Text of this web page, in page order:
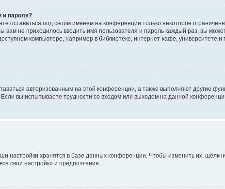
и пароля?
оставаться под своим именем на конференции только некоторое
вам не приходилось вводить имя пользователя и пароль каждый раз, вы
компьютере, например в библиотеке, интернет-кафе, университете и
авторизованным на этой конференции, а также выполняют другие
вы испытываете трудности со входом или выходом на данной
настройки хранятся в базе данных конференции. Чтобы изменить их,
свои настройки и предпочтения.